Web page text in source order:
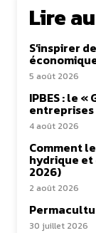
Lire
S’inspirer
5 août 2026
IPBES : le
entreprises
4 août 2026
Comment
hydrique
2026)
2 août 2026
30 juillet 2026